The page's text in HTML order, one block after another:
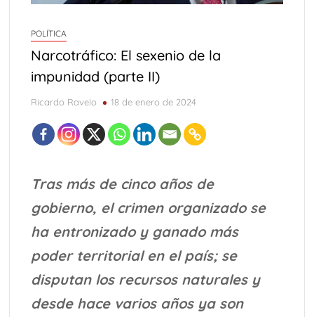
POLÍTICA
Narcotráfico: El sexenio de la
impunidad (parte II)
Ricardo Ravelo 18 de enero de 2024
Tras más de cinco años de
gobierno, el crimen organizado se
ha entronizado y ganado más
poder territorial en el país; se
disputan los recursos naturales y
desde hace varios años ya son